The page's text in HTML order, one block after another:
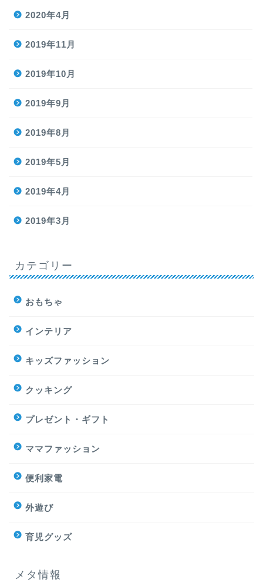
2020年4月
2019年11月
2019年10月
2019年9月
2019年8月
2019年5月
2019年4月
2019年3月
カテゴリー
おもちゃ
インテリア
キッズファッション
クッキング
プレゼント・ギフト
ママファッション
便利家電
外遊び
育児グッズ
メタ情報